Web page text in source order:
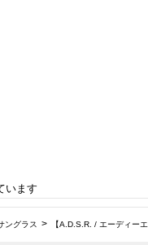
います
ングラス 【A.D.S.R. / エーディー